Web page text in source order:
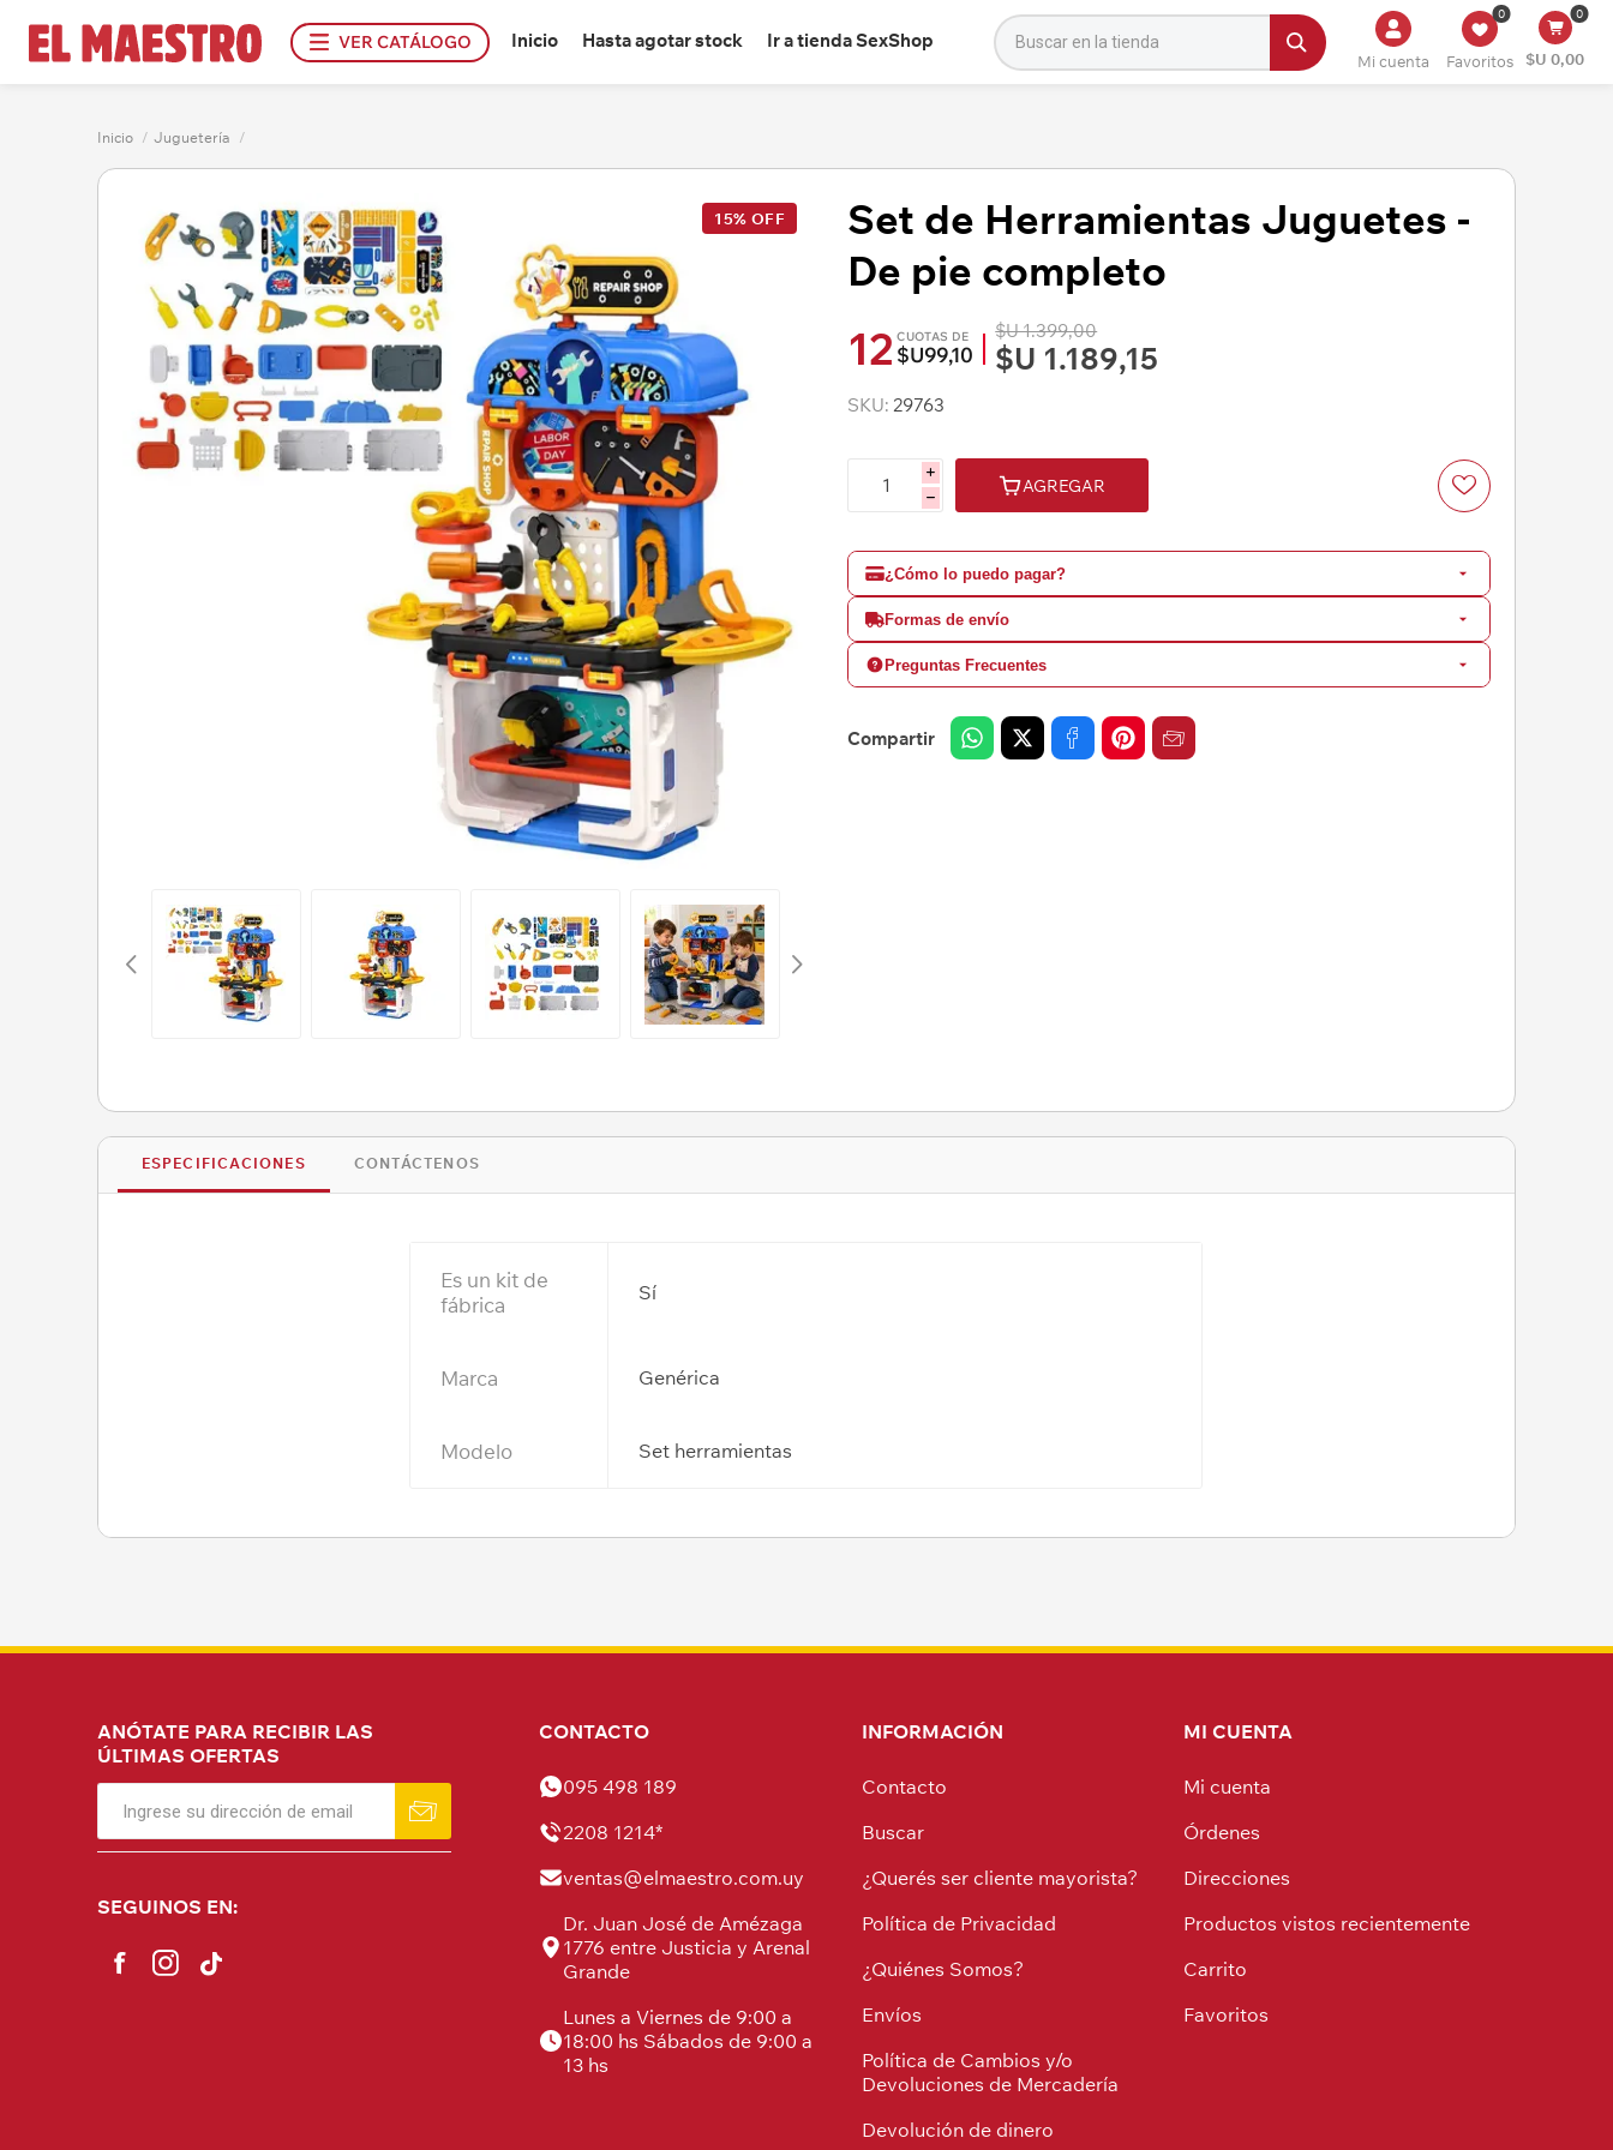
VER CATÁLOGO Inicio Hasta agotar stock Ir a tienda SexShop
Mi cuenta Favoritos
0 0
$U 0,00
Inicio / Juguetería /
15% OFF
Set de Herramientas Juguetes -
De pie completo
12 CUOTAS DE
$U99,10
$U 1.399,00
$U 1.189,15
SKU: 29763
i
h
AGREGAR
¿Cómo lo puedo pagar?
Formas de envío
Preguntas Frecuentes
Compartir
ESPECIFICACIONES CONTÁCTENOS
Es un kit de
fábrica
Sí
Marca Genérica
Modelo Set herramientas
ANÓTATE PARA RECIBIR LAS
ÚLTIMAS OFERTAS
SEGUINOS EN:
CONTACTO
095 498 189
2208 1214*
ventas@elmaestro.com.uy
Dr. Juan José de Amézaga
1776 entre Justicia y Arenal
Grande
Lunes a Viernes de 9:00 a
18:00 hs Sábados de 9:00 a
13 hs
INFORMACIÓN
Contacto
Buscar
¿Querés ser cliente mayorista?
Política de Privacidad
¿Quiénes Somos?
Envíos
Política de Cambios y/o
Devoluciones de Mercadería
Devolución de dinero
MI CUENTA
Mi cuenta
Órdenes
Direcciones
Productos vistos recientemente
Carrito
Favoritos